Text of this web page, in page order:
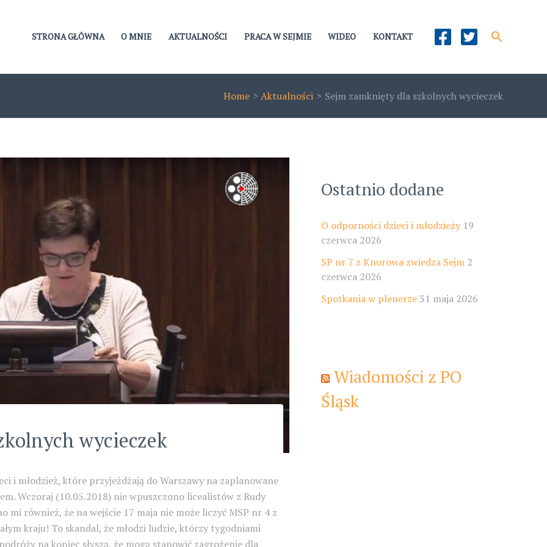
STRONA GŁÓWNA O MNIE AKTUALNOŚCI PRACA W SEJMIE WIDEO KONTAKT Szukaj
Home Aktualności Sejm zamknięty dla szkolnych wycieczek
wycieczek
i młodzież, które przyjeżdżają do Warszawy na zaplanowane
em. Wczoraj (10.05.2018) nie wpuszczono licealistów z Rudy
mi również, że na wejście 17 maja nie może liczyć MSP nr 4 z
kraju! To skandal, że młodzi ludzie, którzy tygodniami
na koniec słyszą, że mogą stanowić zagrożenie dla
Ostatnio dodane
O odporności dzieci i młodzieży 19
czerwca 2026
SP nr 7 z Knurowa zwiedza Sejm 2
czerwca 2026
Spotkania w plenerze 31 maja 2026
Wiadomości z PO
Śląsk